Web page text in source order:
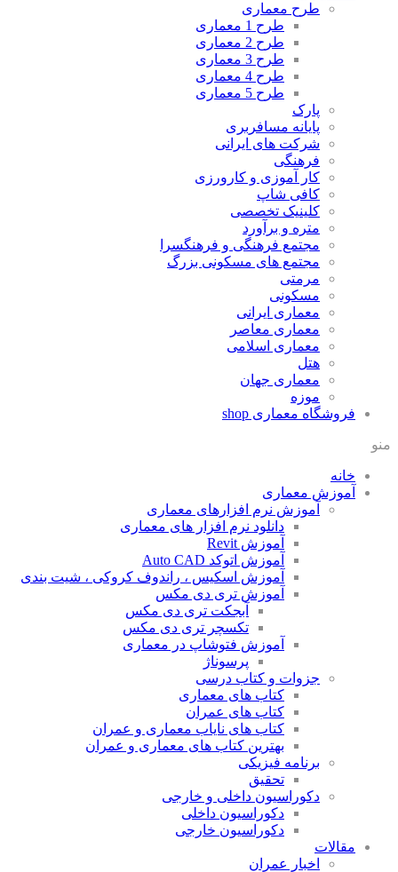
طرح معماری
طرح 1 معماری
طرح 2 معماری
طرح 3 معماری
طرح 4 معماری
طرح 5 معماری
پارک
پایانه مسافربری
شرکت های ایرانی
فرهنگی
کار آموزی و کارورزی
کافی شاپ
کلینیک تخصصی
متره و برآورد
مجتمع فرهنگی و فرهنگسرا
مجتمع های مسکونی بزرگ
مرمتی
مسکونی
معماری ایرانی
معماری معاصر
معماری اسلامی
هتل
معماری جهان
موزه
فروشگاه معماری shop
منو
خانه
آموزش معماری
آموزش نرم افزارهای معماری
دانلود نرم افزار های معماری
آموزش Revit
آموزش اتوکد Auto CAD
آموزش اسکیس ، راندوف کروکی ، شیت بندی
آموزش تری دی مکس
آبجکت تری دی مکس
تکسچر تری دی مکس
آموزش فتوشاپ در معماری
پرسوناژ
جزوات و کتاب درسی
کتاب های معماری
کتاب های عمران
کتاب های نایاب معماری و عمران
بهترین کتاب های معماری و عمران
برنامه فیزیکی
تحقیق
دکوراسیون داخلی و خارجی
دکوراسیون داخلی
دکوراسیون خارجی
مقالات
اخبار عمران